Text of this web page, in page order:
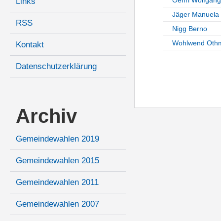
RSS
Kontakt
Datenschutzerklärung
Archiv
Gemeindewahlen 2019
Gemeindewahlen 2015
Gemeindewahlen 2011
Gemeindewahlen 2007
Jäger Manuela
Nigg Berno
Wohlwend